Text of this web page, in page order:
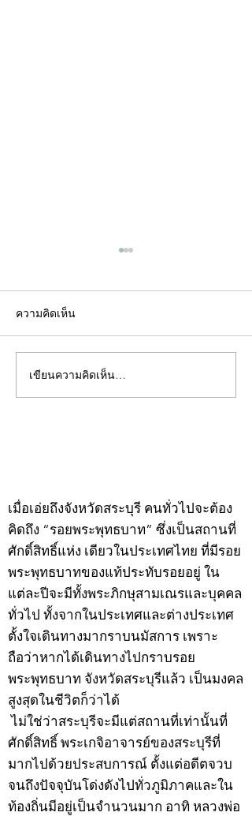
คอลัมน์"จับชีพจรวงการ
พระ"ประจำพุธที่ 29
ความคิดเห็น
เขียนความคิดเห็น…
เมื่อเอ่ยถึงจังหวัดสระบุรี คนทั่วไปจะต้อง
คิดถึง “รอยพระพุทธบาท” ซึ่งเป็นสถานที่
ศักดิ์สิทธิ์แห่ง เดียวในประเทศไทย ที่มีรอย
พระพุทธบาทของแท้ประทับรอยอยู่ ใน
แต่ละปีจะมีทั้งพระภิกษุสามเณรและบุคคล
ทั่วไป ทั้งจากในประเทศและต่างประเทศ
ตั้งใจเดินทางมากราบนมัสการ เพราะ
ถือว่าหากได้เดินทางไปกราบรอย
พระพุทธบาท จังหวัดสระบุรีแล้ว เป็นมงคล
สูงสุดในชีวิตก็ว่าได้
ไม่ใช่ว่าสระบุรีจะมีแต่สถานที่เท่านั้นที่
ศักดิ์สิทธิ์ พระเกจิอาจารย์ของสระบุรีที่
มากไปด้วยประสบการณ์ ตั้งแต่อดีตจวบ
จนถึงปัจจุบันโด่งดังไปทั่วภูมิภาคและใน
ท้องถิ่นมีอยู่เป็นจำนวนมาก อาทิ หลวงพ่อ